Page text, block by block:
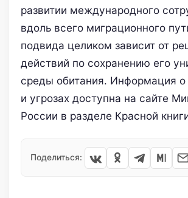
развитии международного
вдоль всего миграционного
подвида целиком зависит от
действий по сохранению его
среды обитания. Информация о
и угрозах доступна на сайте
России в разделе Красной
Поделиться: